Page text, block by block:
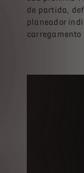
de partida,
planeador
carregamento